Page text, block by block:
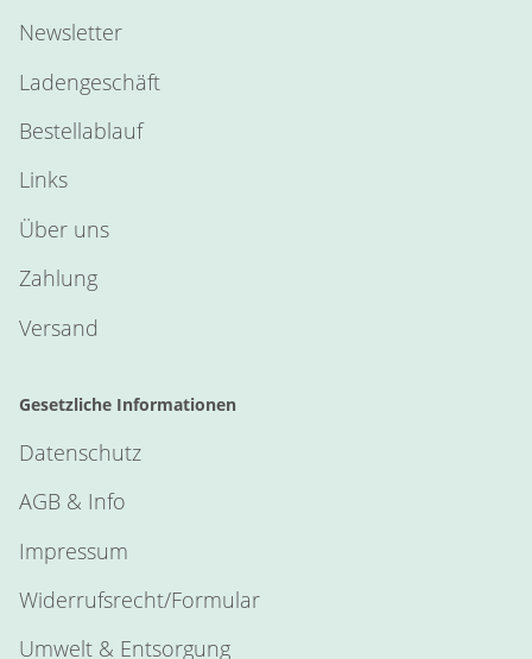
Newsletter
Ladengeschäft
Bestellablauf
Links
Über uns
Zahlung
Versand
Gesetzliche Informationen
Datenschutz
AGB & Info
Impressum
Widerrufsrecht/Formular
Umwelt & Entsorgung